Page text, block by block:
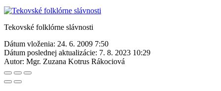
Tekovské folklórne slávnosti
Dátum vloženia: 24. 6. 2009 7:50
Dátum poslednej aktualizácie: 7. 8. 2023 10:29
Autor: Mgr. Zuzana Kotrus Rákociová